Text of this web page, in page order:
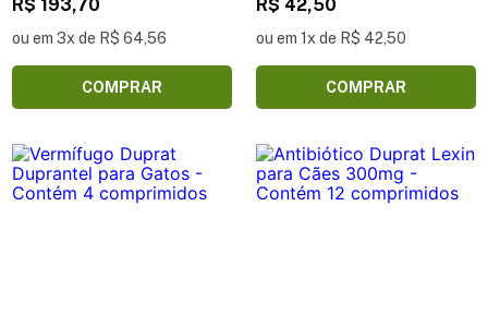
R$ 193,70
ou em 3x de R$ 64,56
COMPRAR
R$ 42,50
ou em 1x de R$ 42,50
COMPRAR